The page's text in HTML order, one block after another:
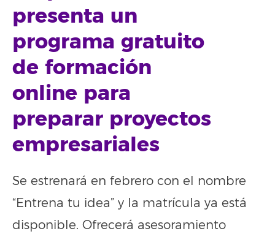
presenta un
programa gratuito
de formación
online para
preparar proyectos
empresariales
Se estrenará en febrero con el nombre
“Entrena tu idea” y la matrícula ya está
disponible. Ofrecerá asesoramiento